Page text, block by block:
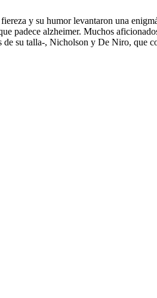
y su humor levantaron una
padece alzheimer. Muchos
su talla-, Nicholson y De Niro, que